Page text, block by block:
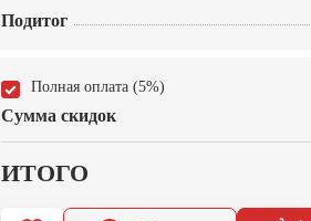
Подитог
Полная оплата (5%)
Сумма скидок
ИТОГО